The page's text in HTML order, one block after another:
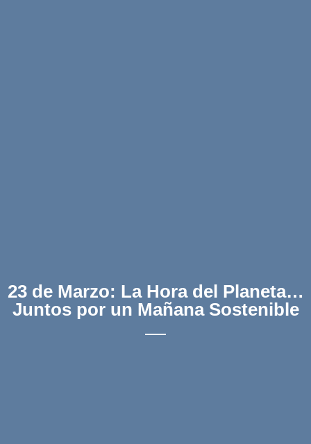
23 de Marzo: La Hora del Planeta…
Juntos por un Mañana Sostenible